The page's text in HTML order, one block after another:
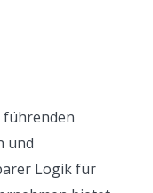
führenden
und
Logik für